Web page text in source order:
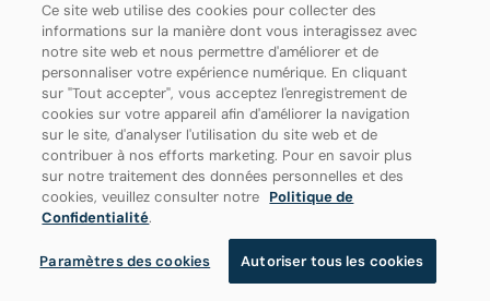
Présentation du laboratoire de
l’équité
Le laboratoire de l’équité est une nouvelle
initiative de HORS PAIR. Il offre un espace
Ce site web utilise des cookies pour collecter des
informations sur la manière dont vous interagissez avec
notre site web et nous permettre d'améliorer et de
personnaliser votre expérience numérique. En cliquant
sur "Tout accepter", vous acceptez l'enregistrement de
cookies sur votre appareil afin d'améliorer la navigation
sur le site, d'analyser l'utilisation du site web et de
contribuer à nos efforts marketing. Pour en savoir plus
sur notre traitement des données personnelles et des
cookies, veuillez consulter notre Politique de
Confidentialité.
Paramètres des cookies Autoriser tous les cookies